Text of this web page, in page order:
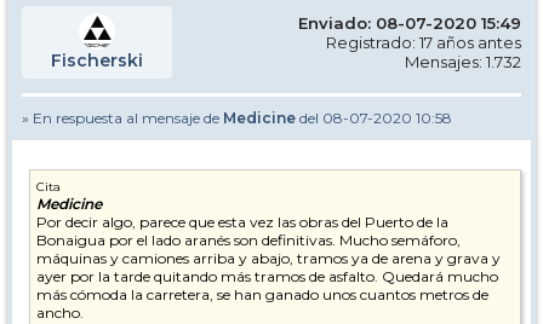
Fischerski
Enviado: 08-07-2020 15:49
Registrado: 17 años antes
Mensajes: 1.732
» En respuesta al mensaje de Medicine del 08-07-2020 10:58
Cita
Medicine
Por decir algo, parece que esta vez las obras del Puerto de la
Bonaigua por el lado aranés son definitivas. Mucho semáforo,
máquinas y camiones arriba y abajo, tramos ya de arena y grava y
ayer por la tarde quitando más tramos de asfalto. Quedará mucho
más cómoda la carretera, se han ganado unos cuantos metros de
ancho.